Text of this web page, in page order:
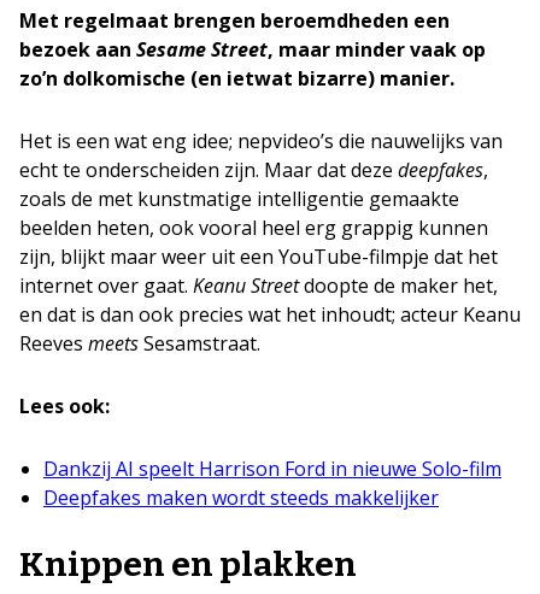
Met regelmaat brengen beroemdheden een
bezoek aan Sesame Street, maar minder vaak op
zo’n dolkomische (en ietwat bizarre) manier.
Het is een wat eng idee; nepvideo’s die nauwelijks van
echt te onderscheiden zijn. Maar dat deze deepfakes,
zoals de met kunstmatige intelligentie gemaakte
beelden heten, ook vooral heel erg grappig kunnen
zijn, blijkt maar weer uit een YouTube-filmpje dat het
internet over gaat. Keanu Streetdoopte de maker het,
en dat is dan ook precies wat het inhoudt; acteur Keanu
Reeves meetsSesamstraat.
Lees ook:
Dankzij AI speelt Harrison Ford in nieuwe Solo-film
Deepfakes maken wordt steeds makkelijker
Knippen en plakken